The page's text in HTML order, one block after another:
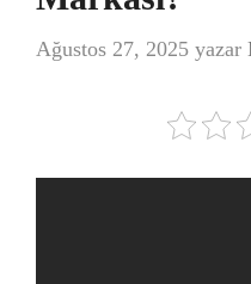
Ağustos 27, 2025 yazar